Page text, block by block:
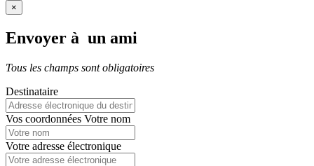
×
Envoyer à un ami
Tous les champs sont obligatoires
Destinataire
Vos coordonnées Votre nom
Votre adresse électronique